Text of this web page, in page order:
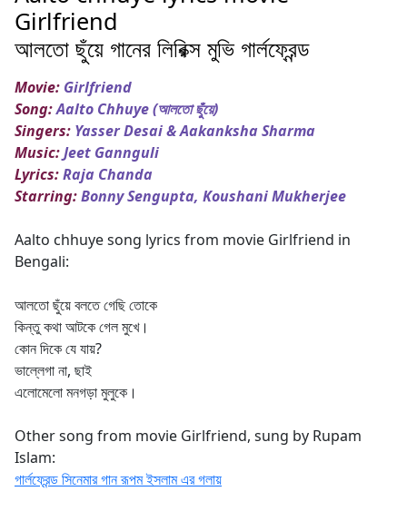
Girlfriend
আলতো ছুঁয়ে গানের লিরিক্স মুভি গার্লফ্রেন্ড
Movie: Girlfriend
Song:Aalto Chhuye (আলতো ছুঁয়ে)
Singers: Yasser Desai & Aakanksha Sharma
Music:Jeet Gannguli
Lyrics:Raja Chanda
Starring:Bonny Sengupta, Koushani Mukherjee
Aalto chhuye song lyrics from movie Girlfriend in
Bengali:
আলতো ছুঁয়ে বলতে গেছি তোকে
কিন্তু কথা আটকে গেল মুখে।
কোন দিকে যে যায়?
ভাল্লেগা না, ছাই
এলোমেলো মনগড়া মুলুকে।
Other song from movie Girlfriend, sung by Rupam
Islam:
গার্লফ্রেন্ড সিনেমার গান রূপম ইসলাম এর গলায়